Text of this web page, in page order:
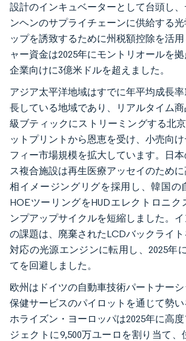
設計のインキュベーターとして台頭し
ンヘンのサプライチェーンに供給する
ップを誘致するために州税額控除を活
ャー資金は2025年にモントリオールを
企業向けに3億米ドルを超えました。
アジア太平洋地域はすでに年平均成長率
長している地域であり、リアルタイム
級ブティックにストリーミングする北
ットプリントから恩恵を受け、小売向
フィー市場規模を拡大しています。日
ス複合施設は再生医療アッセイのため
相イメージングリグを採用し、韓国の
HOEツーリングをHUDエレクトロニク
ンプアップサイクルを短縮しました。
の課題は、廃棄されたLCDバックライ
対応の光源エンジンに転用し、2025年
てを回避しました。
欧州はドイツの自動車技術パートナー
保健サービスのパイロットを通じて勢い
ホライズン・ヨーロッパは2025年に高
ジェクトに9,500万ユーロを割り当て